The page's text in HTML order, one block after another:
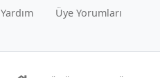
Yardım
Üye Yorumları